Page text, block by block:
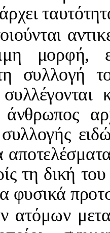
μορφή,
συλλογή
συλλογής
τη δική
φυσικά
ατόμων